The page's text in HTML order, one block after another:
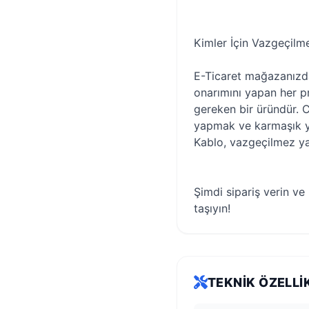
Kimler İçin
E-Ticaret
onarımını yapan her
gereken bir üründür.
yapmak ve karmaşık
Kablo, vazgeçilmez
Şimdi sipariş verin ve
taşıyın!
TEKNIK